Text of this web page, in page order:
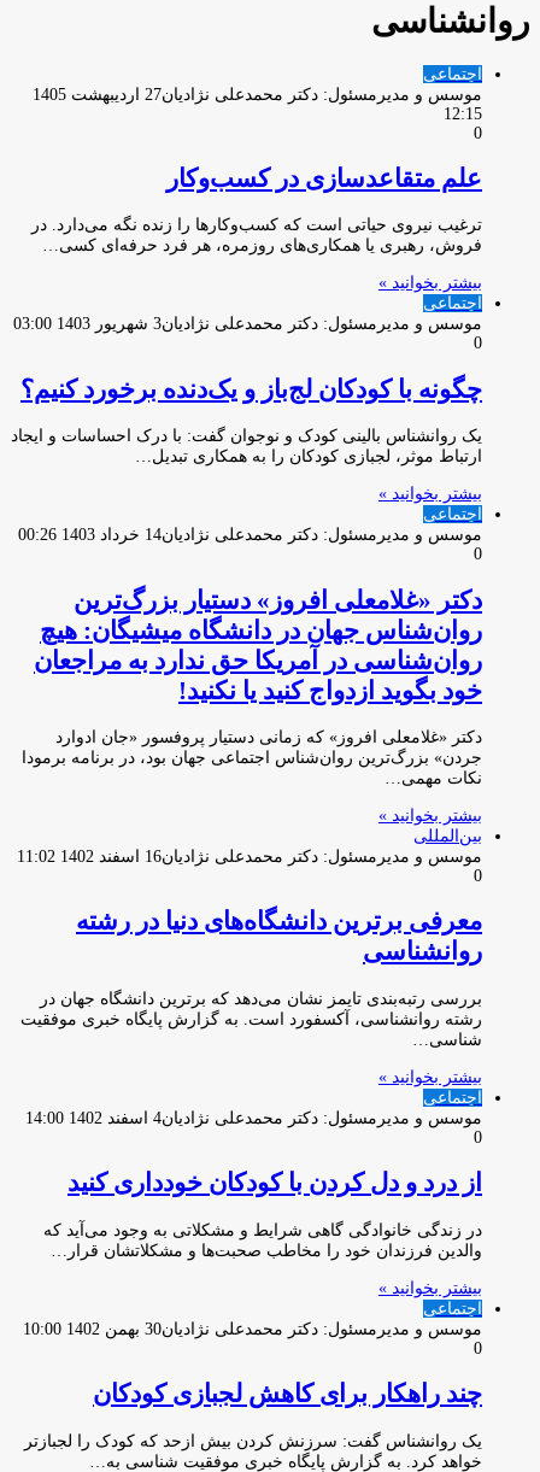
روانشناسی
اجتماعی
موسس و مدیرمسئول: دکتر محمدعلی نژادیان
27 اردیبهشت 1405
12:15
0
علم متقاعدسازی در کسب‌وکار
ترغیب نیروی حیاتی است که کسب‌وکارها را زنده نگه می‌دارد. در
فروش، رهبری یا همکاری‌های روزمره، هر فرد حرفه‌ای کسی…
بیشتر بخوانید »
اجتماعی
موسس و مدیرمسئول: دکتر محمدعلی نژادیان3 شهریور 1403 03:00
0
چگونه با کودکان لج‌باز و یک‌دنده برخورد کنیم؟
یک روانشناس بالینی کودک و نوجوان گفت: با درک احساسات و ایجاد
ارتباط موثر، لجبازی کودکان را به همکاری تبدیل…
بیشتر بخوانید »
اجتماعی
موسس و مدیرمسئول: دکتر محمدعلی نژادیان14 خرداد 1403 00:26
0
دکتر «غلامعلی افروز» دستیار بزرگ‌ترین
روان‌شناس جهان در دانشگاه میشیگان: هیچ
روان‌شناسی در آمریکا حق ندارد به مراجعان
خود بگوید ازدواج کنید یا نکنید!
دکتر «غلامعلی افروز» که زمانی دستیار پروفسور «جان ادوارد
جردن» بزرگ‌ترین روان‌شناس اجتماعی جهان بود، در برنامه برمودا
نکات مهمی…
بیشتر بخوانید »
بین‌المللی
موسس و مدیرمسئول: دکتر محمدعلی نژادیان16 اسفند 1402 11:02
0
معرفی برترین دانشگاه‌های دنیا در رشته
روانشناسی
بررسی رتبه‌بندی تایمز نشان می‌دهد که برترین دانشگاه‌ جهان در
رشته روانشناسی، آکسفورد است. به گزارش پایگاه خبری موفقیت
شناسی…
بیشتر بخوانید »
اجتماعی
موسس و مدیرمسئول: دکتر محمدعلی نژادیان4 اسفند 1402 14:00
0
از درد و دل کردن با کودکان خودداری کنید
در زندگی خانوادگی گاهی شرایط و مشکلاتی به وجود می‌آید که
والدین فرزندان خود را مخاطب صحبت‌ها و مشکلاتشان قرار…
بیشتر بخوانید »
اجتماعی
موسس و مدیرمسئول: دکتر محمدعلی نژادیان30 بهمن 1402 10:00
0
چند راهکار‌ برای کاهش لجبازی کودکان
یک روانشناس گفت: سرزنش کردن بیش ازحد که کودک را لجبازتر
خواهد کرد. به گزارش پایگاه خبری موفقیت شناسی به…